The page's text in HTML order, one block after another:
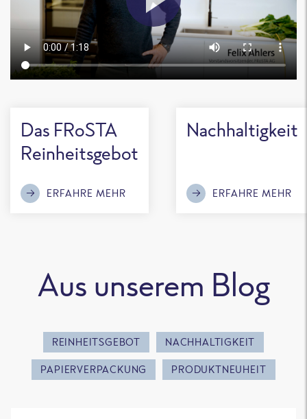
Das FRoSTA
Reinheitsgebot
ERFAHRE MEHR
Nachhaltigkeit
ERFAHRE MEHR
Aus unserem Blog
REINHEITSGEBOT NACHHALTIGKEIT
PAPIERVERPACKUNG PRODUKTNEUHEIT